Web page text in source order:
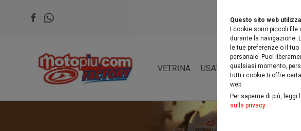
Questo sito web
I cookie sono piccoli
durante la navigazione.
le tue preferenze o il
personale. Puoi
qualsiasi momento,
tutti i cookie ti offre
web.
Per saperne di più, leggi
sulla privacy
VETRINA USATO RICAMBI &